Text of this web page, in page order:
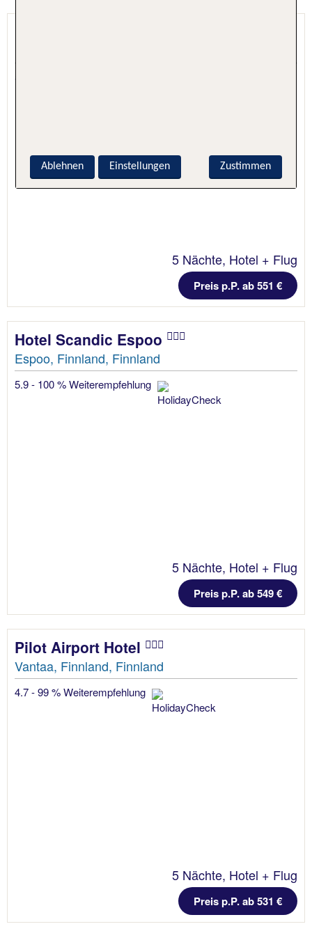
5.4 - 90 % Weiterempfehlung
5 Nächte, Hotel + Flug
Preis p.P. ab 551 €
Hotel Scandic Espoo
Espoo, Finnland, Finnland
5.9 - 100 % Weiterempfehlung
5 Nächte, Hotel + Flug
Preis p.P. ab 549 €
Pilot Airport Hotel
Vantaa, Finnland, Finnland
4.7 - 99 % Weiterempfehlung
5 Nächte, Hotel + Flug
Preis p.P. ab 531 €
Zustimmen
Ablehnen Einstellungen